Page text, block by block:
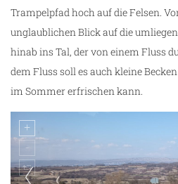
Trampelpfad hoch auf die Felsen.
unglaublichen Blick auf die
hinab ins Tal, der von einem Fluss
dem Fluss soll es auch kleine
im Sommer erfrischen kann.